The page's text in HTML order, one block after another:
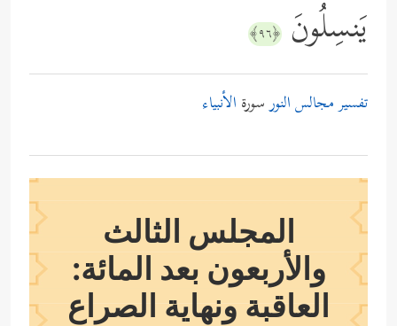
یَنسِلُونَ ﴿٩٦﴾
تفسير مجالس النورسورة الأنبياء
المجلس الثالث
والأربعون بعد المائة:
العاقبة ونهاية الصراع